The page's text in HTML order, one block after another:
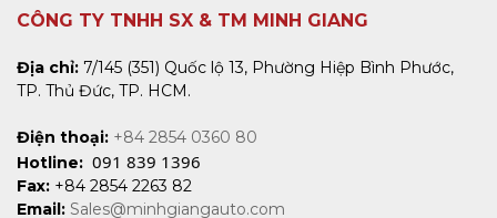
CÔNG TY TNHH SX & TM MINH GIANG
Địa chỉ: 7/145 (351) Quốc lộ 13, Phường Hiệp Bình Phước,
TP. Thủ Đức, TP. HCM.
Điện thoại: +84 2854 0360 80
Hotline: 091 839 1396
Fax: +84 2854 2263 82
Email: Sales@minhgiangauto.com